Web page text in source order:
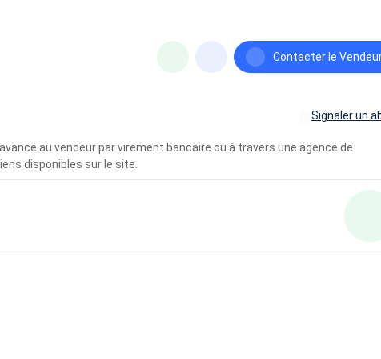
Contacter le
Signaler un
au vendeur par virement bancaire ou à travers une agence de
disponibles sur le site.